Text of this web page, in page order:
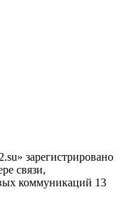
зарегистрировано
связи,
коммуникаций 13